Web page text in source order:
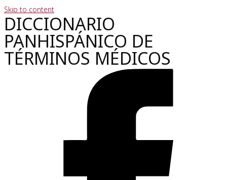
Skip to content
DICCIONARIO
PANHISPÁNICO DE
TÉRMINOS MÉDICOS